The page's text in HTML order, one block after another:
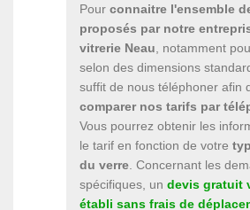
Pour connaitre l'ensemble
proposés par notre
vitrerie Neau , notamment
selon des dimensions
suffit de nous téléphoner afin
comparer nos tarifs par
Vous pourrez obtenir les
le tarif en fonction de votre
du verre . Concernant les
spécifiques, un devis gratuit
établi sans frais de